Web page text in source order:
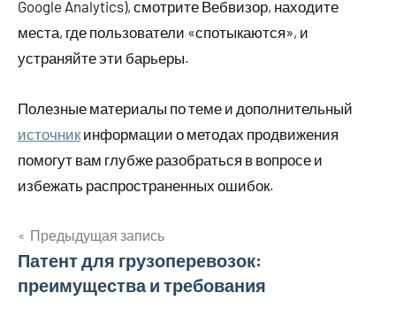
Google Analytics), смотрите Вебвизор, находите
места, где пользователи «спотыкаются», и
устраняйте эти барьеры.
Полезные материалы по теме и дополнительный
источникинформации о методах продвижения
помогут вам глубже разобраться в вопросе и
избежать распространенных ошибок.
Навигация
по
Предыдущая запись
Патент для грузоперевозок:
преимущества и требования